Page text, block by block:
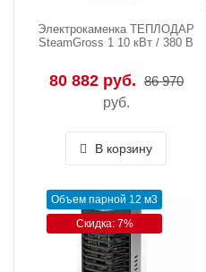
Электрокаменка ТЕПЛОДАР
SteamGross 1 10 кВт / 380 В
80 882 руб. 86 970
руб.
В корзину
Объем парной 12 м3
Скидка: 7%